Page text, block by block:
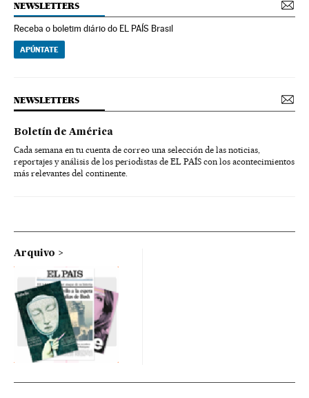
NEWSLETTERS
Receba o boletim diário do EL PAÍS Brasil
APÚNTATE
NEWSLETTERS
Boletín de América
Cada semana en tu cuenta de correo una selección de las noticias,
reportajes y análisis de los periodistas de EL PAÍS con los acontecimientos
más relevantes del continente.
Arquivo